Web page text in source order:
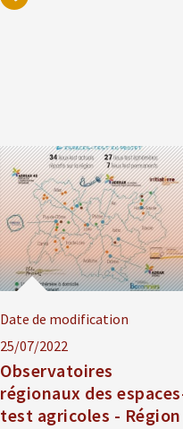
Date de modification
25/07/2022
Observatoires
régionaux des
test agricoles - Région